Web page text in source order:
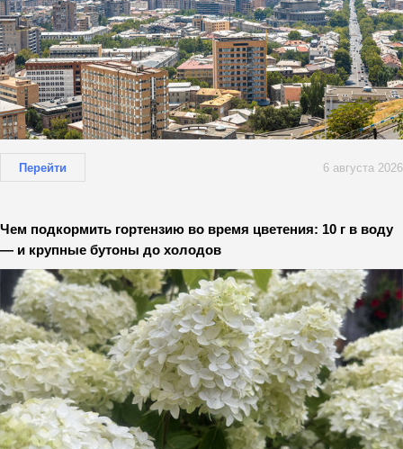
Перейти 6 августа 2026
Чем подкормить гортензию во время цветения: 10 г в воду
— и крупные бутоны до холодов